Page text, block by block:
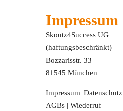
Impressum
Skoutz4Success UG
(haftungsbeschränkt)
Bozzarisstr. 33
81545 München
Impressum|Datenschutz
AGBs |Wiederruf